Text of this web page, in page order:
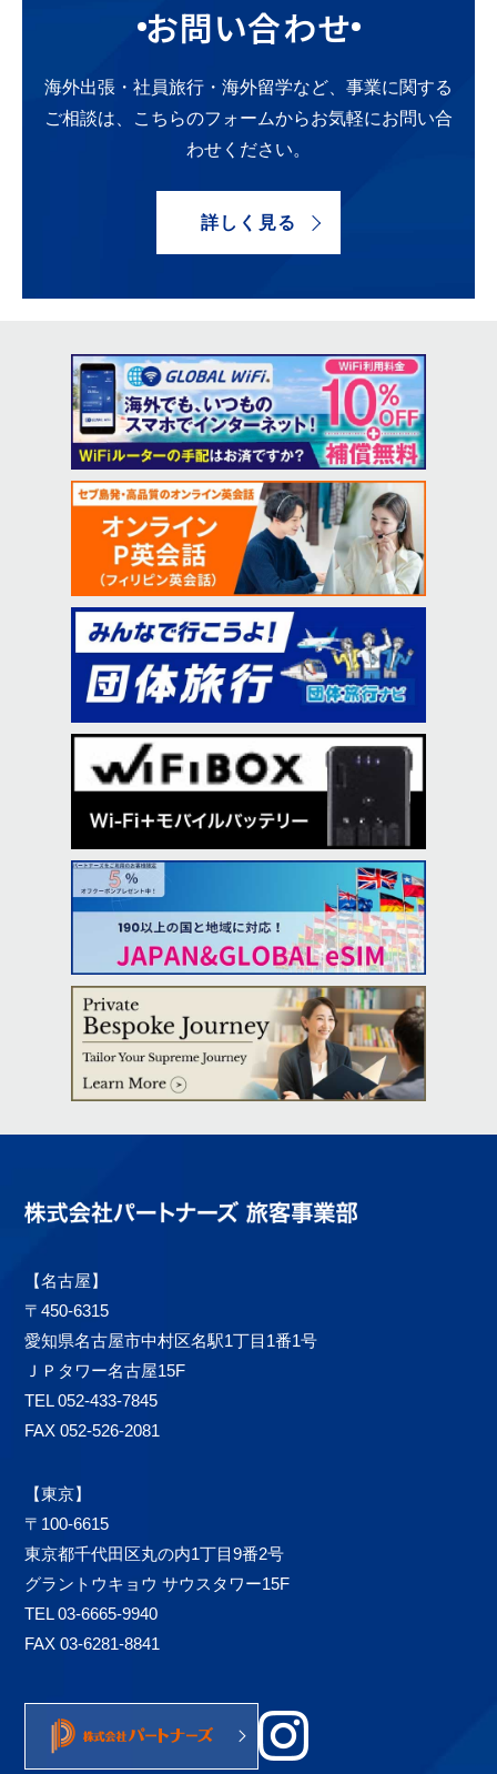
お問い合わせ
海外出張・社員旅行・海外留学など、 事業に関する
ご相談は、こちらのフォームからお気軽にお問い合
わせください。
詳しく見る
【名古屋】
〒450-6315
愛知県名古屋市中村区名駅1丁目1番1号
ＪＰタワー名古屋15F
TEL 052-433-7845
FAX 052-526-2081
【東京】
〒100-6615
東京都千代田区丸の内1丁目9番2号
グラントウキョウ サウスタワー15F
TEL 03-6665-9940
FAX 03-6281-8841